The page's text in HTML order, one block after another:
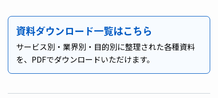
資料ダウンロード一覧はこちら
サービス別・業界別・目的別に整理された各種資料
を、PDFでダウンロードいただけます。